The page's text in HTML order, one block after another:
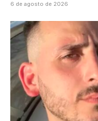
6 de agosto de 2026